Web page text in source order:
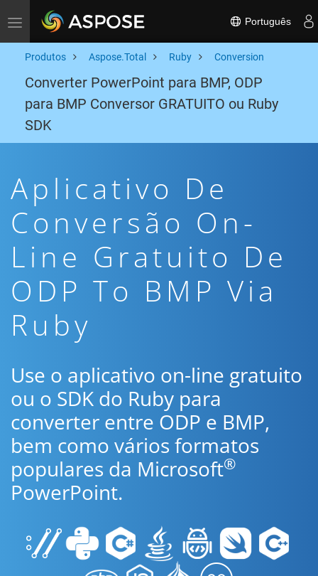
Toggle navigation Português
Produtos Aspose.Total Ruby Conversion
Converter PowerPoint para BMP, ODP
para BMP Conversor GRATUITO ou Ruby
SDK
Aplicativo De
Conversão On-
Line Gratuito De
ODP To BMP Via
Ruby
Use o aplicativo on-line gratuito
ou o SDK do Ruby para
converter entre ODP e BMP,
bem como vários formatos
populares da Microsoft®
PowerPoint.